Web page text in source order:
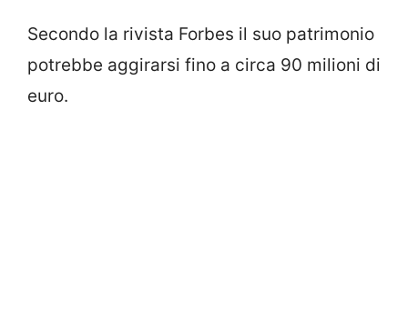
Secondo la rivista Forbes il suo patrimonio
potrebbe aggirarsi fino a circa 90 milioni di
euro.